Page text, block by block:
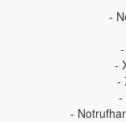
-
-
-
-
-